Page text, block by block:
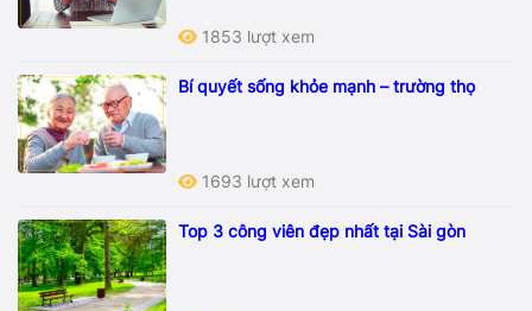
1853 lượt xem
Bí quyết sống khỏe mạnh – trường thọ
1693 lượt xem
Top 3 công viên đẹp nhất tại Sài gòn